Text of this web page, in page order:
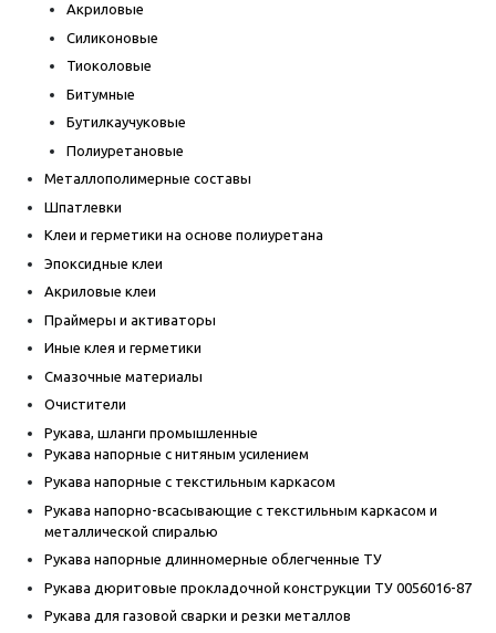
Акриловые
Силиконовые
Тиоколовые
Битумные
Бутилкаучуковые
Полиуретановые
Металлополимерные составы
Шпатлевки
Клеи и герметики на основе полиуретана
Эпоксидные клеи
Акриловые клеи
Праймеры и активаторы
Иные клея и герметики
Смазочные материалы
Очистители
Рукава, шланги промышленные
Рукава напорные с нитяным усилением
Рукава напорные с текстильным каркасом
Рукава напорно-всасывающие с текстильным каркасом и
металлической спиралью
Рукава напорные длинномерные облегченные ТУ
Рукава дюритовые прокладочной конструкции ТУ 0056016-87
Рукава для газовой сварки и резки металлов